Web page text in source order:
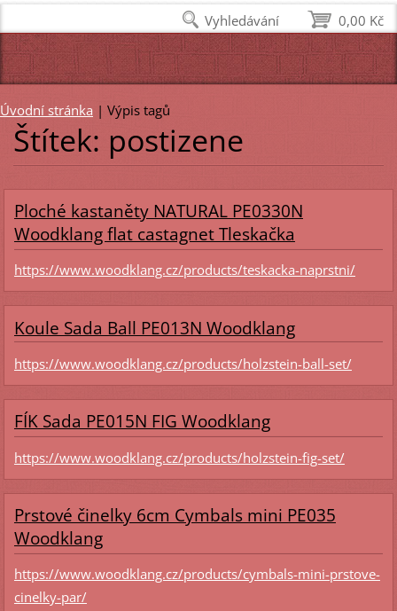
Úvodní stránka | Výpis tagů
Štítek: postizene
Ploché kastaněty NATURAL PE0330N
Woodklang flat castagnet Tleskačka
https://www.woodklang.cz/products/teskacka-naprstni/
Koule Sada Ball PE013N Woodklang
https://www.woodklang.cz/products/holzstein-ball-set/
FÍK Sada PE015N FIG Woodklang
https://www.woodklang.cz/products/holzstein-fig-set/
Prstové činelky 6cm Cymbals mini PE035
Woodklang
https://www.woodklang.cz/products/cymbals-mini-prstove-
cinelky-par/
0,00 Kč
Vyhledávání